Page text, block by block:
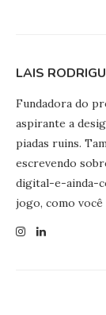
LAIS
Fundadora do
aspirante a
piadas ruins.
escrevendo
digital-e-ainda-
jogo, como você